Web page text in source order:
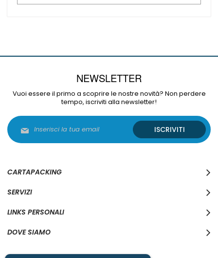
NEWSLETTER
Vuoi essere il primo a scoprire le nostre novità? Non perdere
tempo, iscriviti alla newsletter!
alla
nostra
ISCRIVITI
CARTAPACKING
SERVIZI
LINKS PERSONALI
DOVE SIAMO